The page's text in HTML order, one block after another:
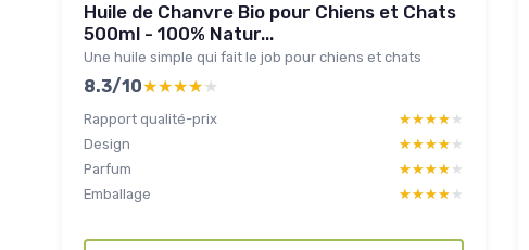
Huile de Chanvre Bio pour Chiens et Chats
500ml - 100% Natur...
Une huile simple qui fait le job pour chiens et chats
8.3/10★★★★★
★★★★★
Rapport qualité-prix ★★★★★
★★★★★
Design
★★★★★
★★★★★
Parfum
★★★★★
★★★★★
Emballage
★★★★★
★★★★★